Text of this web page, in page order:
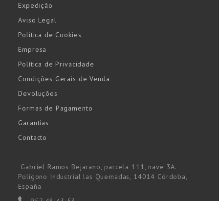
Expedição
Aviso Legal
Política de Cookies
Empresa
Política de Privacidade
Condições Gerais de Venda
Devoluções
Formas de Pagamento
Garantías
Contacto
Gabriel Ramos Bejarano, parcela 111, nave 3A.
Polígono Industrial las Quemadas, 14014 Córdoba,
España